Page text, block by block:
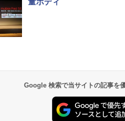
Google 検索で当サイトの記事を